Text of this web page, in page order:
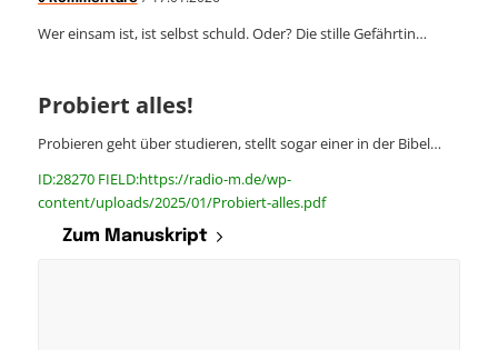
Wer einsam ist, ist selbst schuld. Oder? Die stille Gefährtin…
Probiert alles!
Probieren geht über studieren, stellt sogar einer in der Bibel…
ID:28270 FIELD:https://radio-m.de/wp-
content/uploads/2025/01/Probiert-alles.pdf
Zum Manuskript